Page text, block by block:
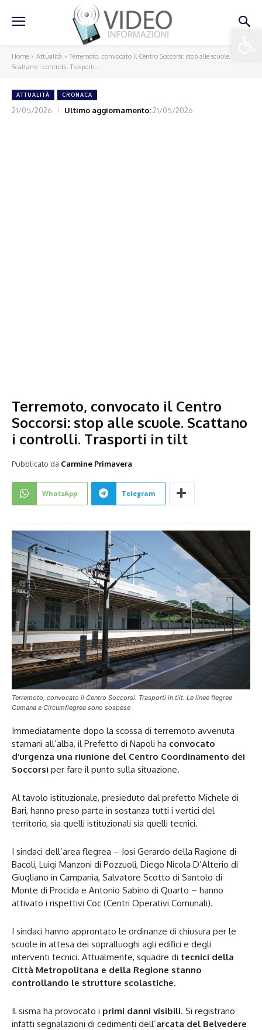
Home Attualità
Terremoto, convocato il Centro Soccorsi: stop alle scuole.
Scattano i controlli. Trasporti...
ATTUALITÀ CRONACA
21/05/2026 Ultimo aggiornamento:21/05/2026
Terremoto, convocato il Centro
Soccorsi: stop alle scuole. Scattano
i controlli. Trasporti in tilt
Pubblicato da Carmine Primavera
WhatsApp Telegram
Terremoto, convocato il Centro Soccorsi. Trasporti in tilt. Le linee flegree
Cumana e Circumflegrea sono sospese
Immediatamente dopo la scossa di terremoto avvenuta
stamani all’alba, il Prefetto di Napoli ha convocato
d’urgenza una riunione del Centro Coordinamento dei
Soccorsi per fare il punto sulla situazione.
Al tavolo istituzionale, presieduto dal prefetto Michele di
Bari, hanno preso parte in sostanza tutti i vertici del
territorio, sia quelli istituzionali sia quelli tecnici.
I sindaci dell’area flegrea – Josi Gerardo della Ragione di
Bacoli, Luigi Manzoni di Pozzuoli, Diego Nicola D’Alterio di
Giugliano in Campania, Salvatore Scotto di Santolo di
Monte di Procida e Antonio Sabino di Quarto – hanno
attivato i rispettivi Coc (Centri Operativi Comunali).
I sindaci hanno approntato le ordinanze di chiusura per le
scuole in attesa dei sopralluoghi agli edifici e degli
interventi tecnici. Attualmente, squadre di tecnici della
Città Metropolitana e della Regione stanno
controllando le strutture scolastiche.
Il sisma ha provocato i primi danni visibili. Si registrano
infatti segnalazioni di cedimenti dell’arcata del Belvedere